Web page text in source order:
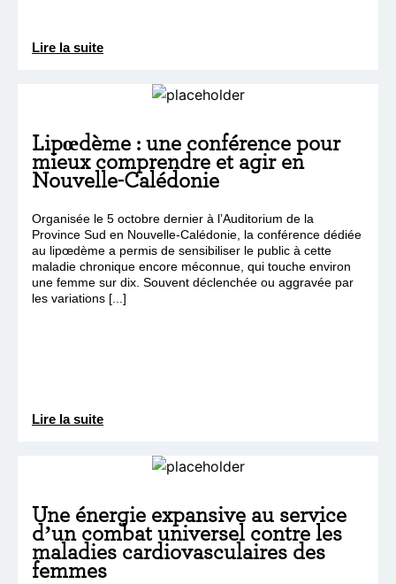
Lire la suite
Lipœdème : une conférence pour
mieux comprendre et agir en
Nouvelle-Calédonie
Organisée le 5 octobre dernier à l’Auditorium de la
Province Sud en Nouvelle-Calédonie, la conférence dédiée
au lipœdème a permis de sensibiliser le public à cette
maladie chronique encore méconnue, qui touche environ
une femme sur dix. Souvent déclenchée ou aggravée par
les variations [...]
Lire la suite
Une énergie expansive au service
d’un combat universel contre les
maladies cardiovasculaires des
femmes